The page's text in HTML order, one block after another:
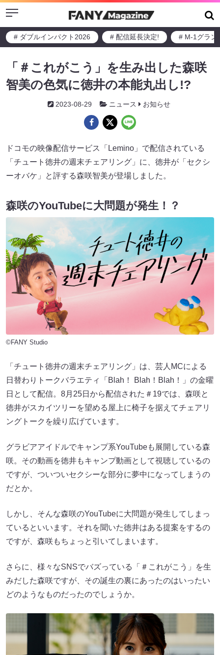
Menu
# ダブルインパクト2026 # 配信延長決定! # M-1グラン
「＃これがこう」を生み出した森咲
智美の色気に徳井の本能丸出し!?
2023-08-29 ニュース お知らせ
ドコモの映像配信サービス「Lemino」で配信されている
「チュート徳井の週末チェアリング」に、徳井が「セクシ
ーオバケ」と評する森咲智美が登場しました。
森咲のYouTubeに大問題が発生！？
©FANY Studio
「チュート徳井の週末チェアリング」は、芸人MCによる
日替わりトークバラエティ「Blah！ Blah！Blah！」の金曜
日として配信。8月25日から配信された＃19では、森咲と
徳井がスカイツリーを望める屋上に椅子を据えてチェアリ
ングトークを繰り広げています。
グラビアアイドルでキャンプ系YouTubeも展開している森
咲。その動画を徳井もキャンプ動画として視聴しているの
ですが、ついついセクシーな部分に夢中になってしまうの
だとか。
しかし、そんな森咲のYouTubeに大問題が発生してしまっ
ているといいます。それを聞いた徳井はある提案をするの
ですが、森咲もちょっと引いてしまいます。
さらに、様々なSNSでバズっている「＃これがこう」を生
みだした森咲ですが、その誕生の裏にあったのはいったい
どのようなものだったのでしょうか。